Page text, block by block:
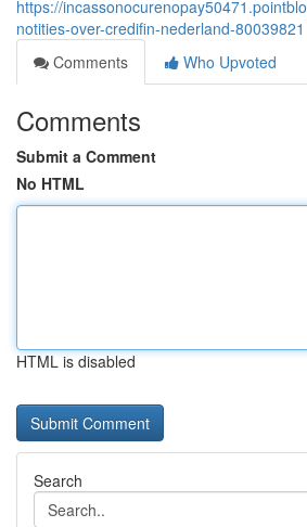
https://
notities-over-credifin-nederland-80039821
Comments
Who Upvoted
Comments
Submit a Comment
No HTML
HTML is disabled
Search